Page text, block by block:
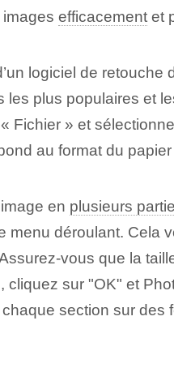
efficacementet
logiciel de
les plus populaires et
Fichier » et
au format du
en plusieurs
menu déroulant.
vous que la
cliquez sur "OK" et
section sur